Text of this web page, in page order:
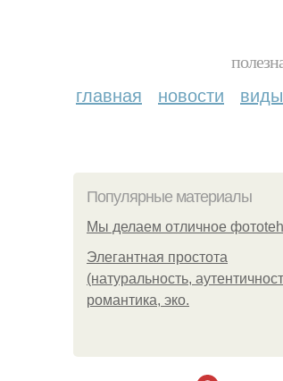
главная новости
Популярные материалы
Мы делаем отличное
Элегантная простота
(натуральность,
романтика, эко.